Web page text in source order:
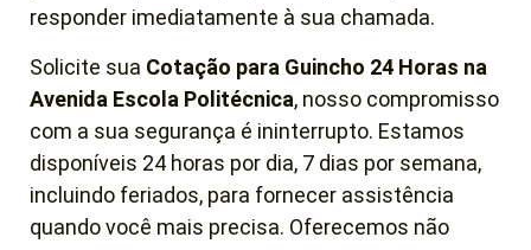
responder imediatamente à sua chamada.
Solicite sua Cotação para Guincho 24 Horas na
Avenida Escola Politécnica, nosso compromisso
com a sua segurança é ininterrupto. Estamos
disponíveis 24 horas por dia, 7 dias por semana,
incluindo feriados, para fornecer assistência
quando você mais precisa. Oferecemos não